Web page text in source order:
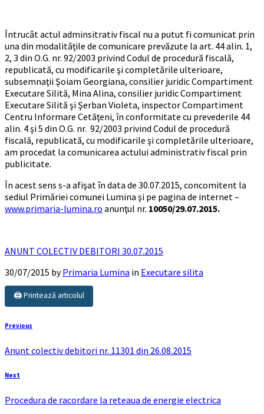
Întrucât actul adminsitrativ fiscal nu a putut fi comunicat prin
una din modalităţile de comunicare prevăzute la art. 44 alin. 1,
2, 3 din O.G. nr. 92/2003 privind Codul de procedură fiscală,
republicată, cu modificarile şi completările ulterioare,
subsemnaţii Şoiam Georgiana, consilier juridic Compartiment
Executare Silită, Mina Alina, consilier juridic Compartiment
Executare Silită şi Şerban Violeta, inspector Compartiment
Centru Informare Cetăţeni, în conformitate cu prevederile 44
alin. 4 şi 5 din O.G. nr. 92/2003 privind Codul de procedură
fiscală, republicată, cu modificarile şi completările ulterioare,
am procedat la comunicarea actului administrativ fiscal prin
publicitate.
În acest sens s-a afişat în data de 30.07.2015, concomitent la
sediul Primăriei comunei Lumina şi pe pagina de internet –
www.primaria-lumina.ro anunţul nr. 10050/29.07.2015.
ANUNT COLECTIV DEBITORI 30.07.2015
30/07/2015 byPrimaria Lumina in Executare silita
🖨️ Printează articolul
Previous
Anunt colectiv debitori nr. 11301 din 26.08.2015
Next
Procedura de racordare la reteaua de energie electrica